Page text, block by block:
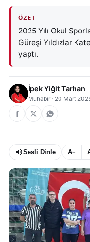
ÖZET
2025 Yılı Okul
Güreşi Yıldızlar
yaptı.
İpek Yiğit Tarhan
Muhabir · 20 Mart
Sesli Dinle A−